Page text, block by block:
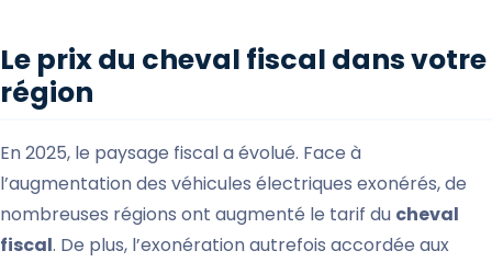
Le prix du cheval fiscal dans votre
région
En 2025, le paysage fiscal a évolué. Face à
l’augmentation des véhicules électriques exonérés, de
nombreuses régions ont augmenté le tarif du cheval
fiscal. De plus, l’exonération autrefois accordée aux